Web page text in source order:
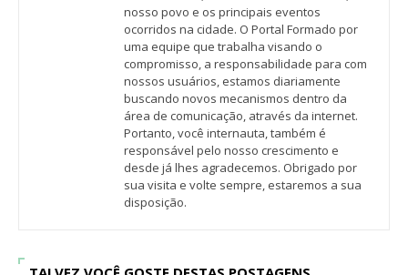
nosso povo e os principais eventos
ocorridos na cidade. O Portal Formado por
uma equipe que trabalha visando o
compromisso, a responsabilidade para com
nossos usuários, estamos diariamente
buscando novos mecanismos dentro da
área de comunicação, através da internet.
Portanto, você internauta, também é
responsável pelo nosso crescimento e
desde já lhes agradecemos. Obrigado por
sua visita e volte sempre, estaremos a sua
disposição.